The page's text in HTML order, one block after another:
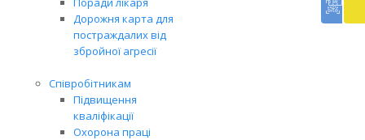
Дорожня карта для
постраждалих від
збройної агресії
Співробітникам
Підвищення
кваліфікації
Охорона праці